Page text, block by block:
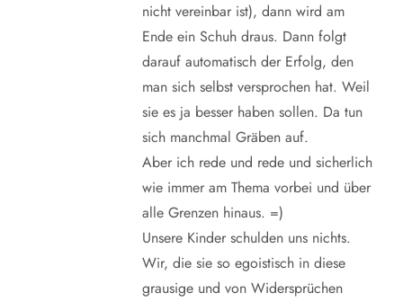
nicht vereinbar ist), dann wird am
Ende ein Schuh draus. Dann folgt
darauf automatisch der Erfolg, den
man sich selbst versprochen hat. Weil
sie es ja besser haben sollen. Da tun
sich manchmal Gräben auf.
Aber ich rede und rede und sicherlich
wie immer am Thema vorbei und über
alle Grenzen hinaus. =)
Unsere Kinder schulden uns nichts.
Wir, die sie so egoistisch in diese
grausige und von Widersprüchen